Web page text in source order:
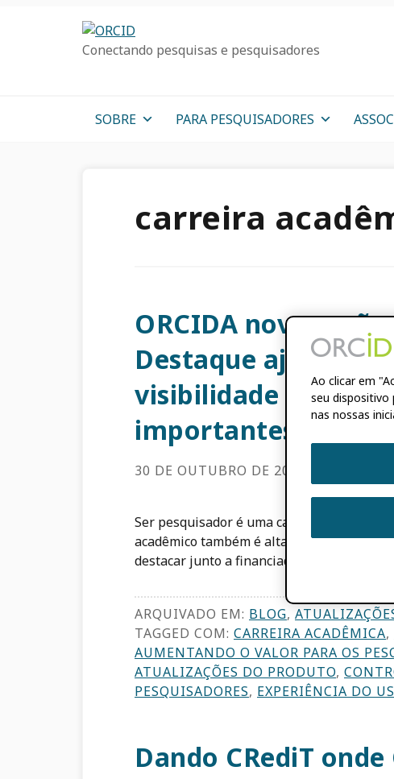
Conectando pesquisas e pesquisadores
SOBRE PARA PESQUISADORES
carreira
ORCIDA nova
Destaque ajuda os
visibilidade aos
importantes de suas
30 DE OUTUBRO DE 2025
Ser pesquisador é uma carreira
acadêmico também é altamente
destacar junto a financiadores,
ARQUIVADO EM: BLOG,
TAGGED COM: CARREIRA ACADÊMICA,
AUMENTANDO O VALOR PARA OS
ATUALIZAÇÕES DO PRODUTO,
PESQUISADORES, EXPERIÊNCIA DO
Dando CRediT
Ao clicar em
seu dispositivo
nas nossas